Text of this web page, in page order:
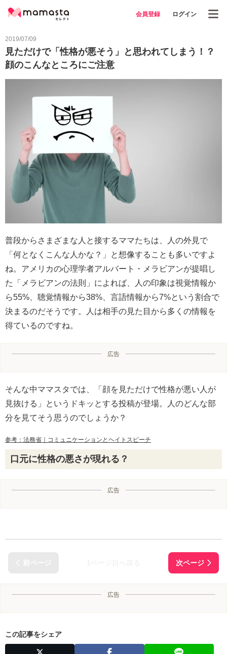
会員登録 ログイン
2019/07/09
見ただけで「性格が悪そう」と思われてしまう！？
顔のこんなところにご注意
普段からさまざまな人と接するママたちは、人の外見で
「何となくこんな人かな？」と想像することも多いですよ
ね。アメリカの心理学者アルバート・メラビアンが提唱し
た「メラビアンの法則」によれば、人の印象は視覚情報か
ら55%、聴覚情報から38%、言語情報から7%という割合で
決まるのだそうです。人は相手の見た目から多くの情報を
得ているのですね。
広告
そんな中ママスタでは、「顔を見ただけで性格が悪い人が
見抜ける」というドキッとする投稿が登場。人のどんな部
分を見てそう思うのでしょうか？
参考：法務省｜コミュニケーションとヘイトスピーチ
口元に性格の悪さが現れる？
広告
広告
この記事をシェア